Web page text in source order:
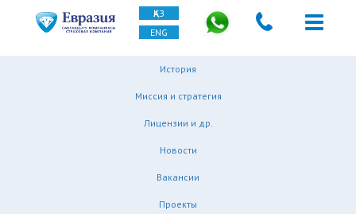
ҚАЗ
ENG
История
Миссия и стратегия
Лицензии и др.
Новости
Вакансии
Проекты